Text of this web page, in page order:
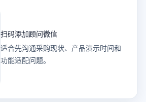
扫码添加顾问微信
适合先沟通采购现状、产品演示时间和
功能适配问题。